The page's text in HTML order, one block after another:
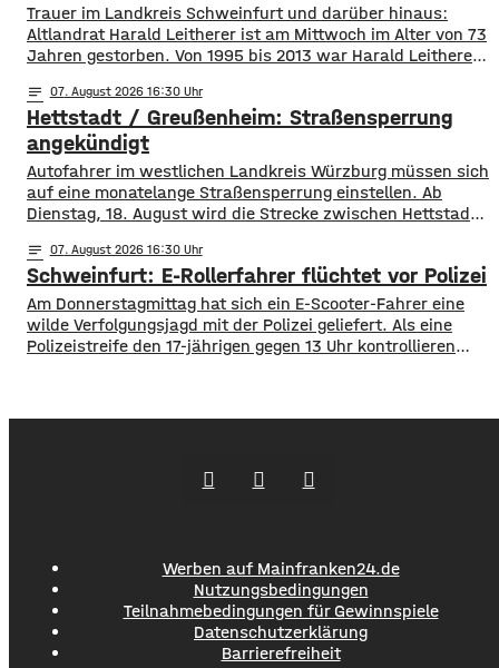
Trauer im Landkreis Schweinfurt und darüber hinaus:
Altlandrat Harald Leitherer ist am Mittwoch im Alter von 73
Jahren gestorben. Von 1995 bis 2013 war Harald Leitherer
wurde das Kreisstraßennetz ausgebaut, aber auch ein
flächendeckendes Radwegenetz mit einer Länge von über
1.000 Kilometern geschaffen. Außerdem führte der
notes 07. August 2026 16:30
Hettstadt / Greußenheim: Straßensperrung
angekündigt
Autofahrer im westlichen Landkreis Würzburg müssen sich
auf eine monatelange Straßensperrung einstellen. Ab
Dienstag, 18. August wird die Strecke zwischen Hettstadt
Staatliche Bauamt an. Die Fahrbahn muss erneuert
werden, sie weist Verdrückungen, Abbrüche, Risse und
gebrochene Fahrbahnränder auf. Auch die Entwässerung
muss erneuert werden. Die Arbeiten seien unter
notes 07. August 2026 16:30
Schweinfurt: E-Rollerfahrer flüchtet vor Polizei
Am Donnerstagmittag hat sich ein E-Scooter-Fahrer eine
wilde Verfolgungsjagd mit der Polizei geliefert. Als eine
Polizeistreife den 17-jährigen gegen 13 Uhr kontrollieren
Werben auf Mainfranken24.de
Nutzungsbedingungen
Teilnahmebedingungen für Gewinnspiele
Datenschutzerklärung
Barrierefreiheit